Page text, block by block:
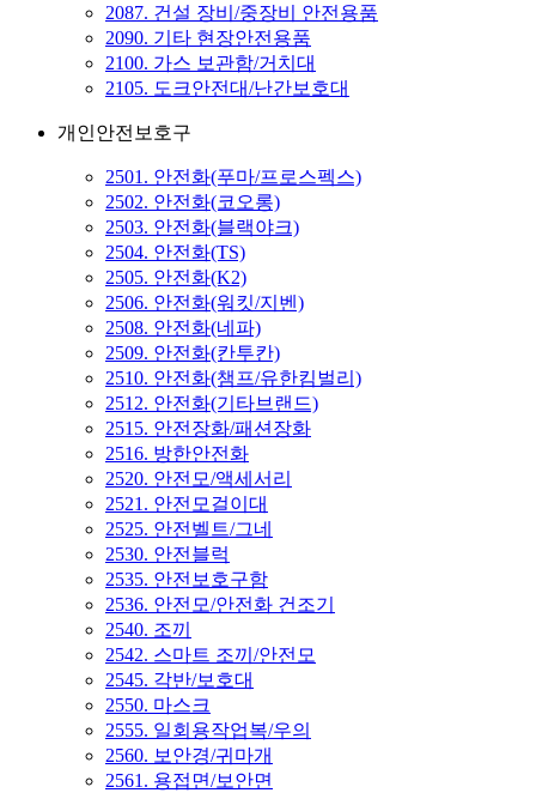
2087. 건설 장비/중장비 안전용품
2090. 기타 현장안전용품
2100. 가스 보관함/거치대
2105. 도크안전대/난간보호대
개인안전보호구
2501. 안전화(푸마/프로스펙스)
2502. 안전화(코오롱)
2503. 안전화(블랙야크)
2504. 안전화(TS)
2505. 안전화(K2)
2506. 안전화(워킷/지벤)
2508. 안전화(네파)
2509. 안전화(칸투칸)
2510. 안전화(챔프/유한킴벌리)
2512. 안전화(기타브랜드)
2515. 안전장화/패션장화
2516. 방한안전화
2520. 안전모/액세서리
2521. 안전모걸이대
2525. 안전벨트/그네
2530. 안전블럭
2535. 안전보호구함
2536. 안전모/안전화 건조기
2540. 조끼
2542. 스마트 조끼/안전모
2545. 각반/보호대
2550. 마스크
2555. 일회용작업복/우의
2560. 보안경/귀마개
2561. 용접면/보안면